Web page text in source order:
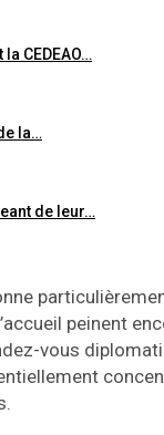
CEDEAO…
la…
de leur…
peinent
vous